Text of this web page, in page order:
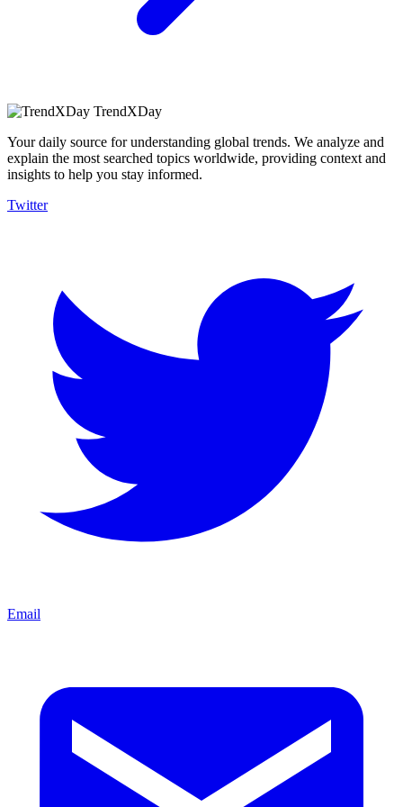
TrendXDay
Your daily source for understanding global trends. We analyze and
explain the most searched topics worldwide, providing context and
insights to help you stay informed.
Twitter
Email